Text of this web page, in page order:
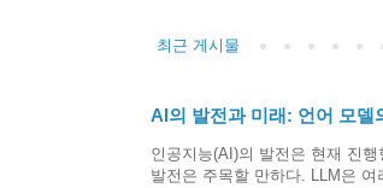
최근 게시물
AI의 발전과 미래: 언어 모델
인공지능(AI)의 발전은 현재 진
발전은 주목할 만하다. LLM은